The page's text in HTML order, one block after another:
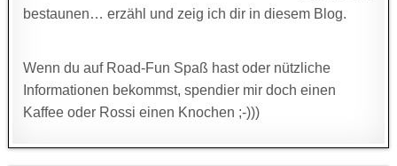
bestaunen… erzähl und zeig ich dir in diesem Blog.
Wenn du auf Road-Fun Spaß hast oder nützliche
Informationen bekommst, spendier mir doch einen
Kaffee oder Rossi einen Knochen ;-)))